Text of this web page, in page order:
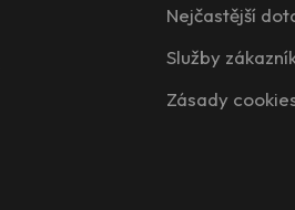
Nejčastější
Služby
Zásady